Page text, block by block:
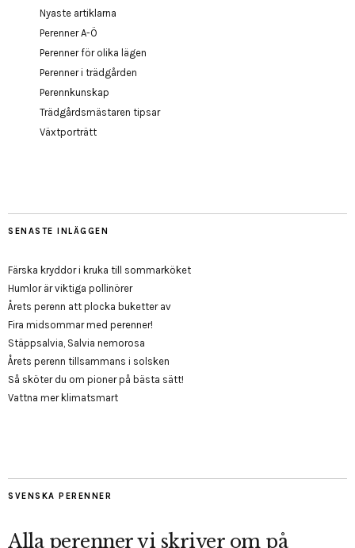
Nyaste artiklarna
Perenner A-Ö
Perenner för olika lägen
Perenner i trädgården
Perennkunskap
Trädgårdsmästaren tipsar
Växtporträtt
SENASTE INLÄGGEN
Färska kryddor i kruka till sommarköket
Humlor är viktiga pollinörer
Årets perenn att plocka buketter av
Fira midsommar med perenner!
Stäppsalvia, Salvia nemorosa
Årets perenn tillsammans i solsken
Så sköter du om pioner på bästa sätt!
Vattna mer klimatsmart
SVENSKA PERENNER
Alla perenner vi skriver om på